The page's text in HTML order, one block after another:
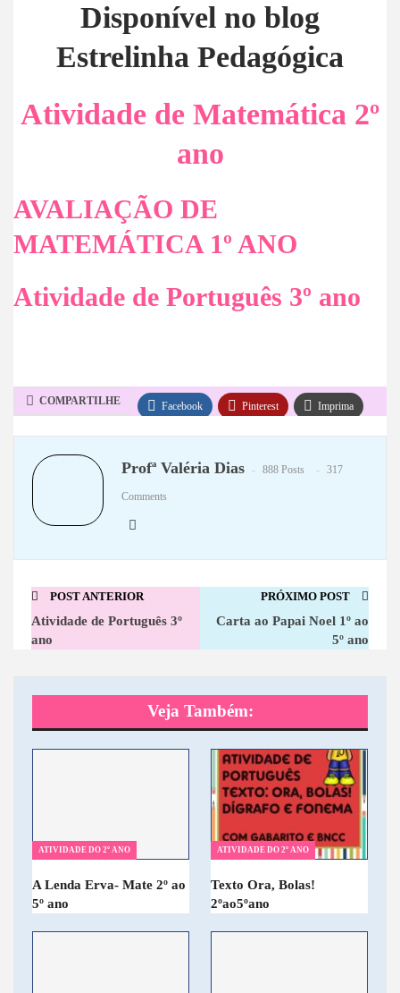
Disponível no blog
Estrelinha Pedagógica
Atividade de Matemática 2º
ano
AVALIAÇÃO DE
MATEMÁTICA 1º ANO
Atividade de Português 3º ano
COMPARTILHE Facebook Pinterest Imprima
Profª Valéria Dias 888 Posts 317
Comments
POST ANTERIOR
Atividade de Português 3º
ano
PRÓXIMO POST
Carta ao Papai Noel 1º ao
5º ano
Veja Também:
ATIVIDADE DO 2º ANO
A Lenda Erva- Mate 2º ao
5º ano
ATIVIDADE DO 2º ANO
Texto Ora, Bolas!
2ºao5ºano